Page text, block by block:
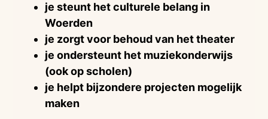
je steunt het culturele belang in
Woerden
je zorgt voor behoud van het theater
je ondersteunt het muziekonderwijs
(ook op scholen)
je helpt bijzondere projecten mogelijk
maken